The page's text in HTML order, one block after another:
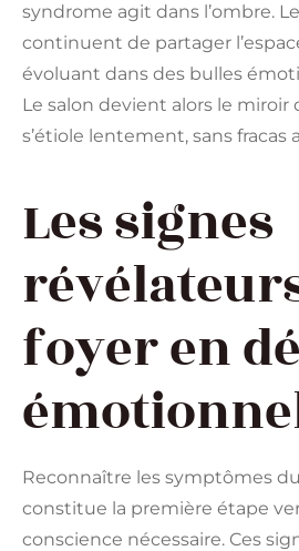
syndrome agit dans l’ombre.
continuent de partager
évoluant dans des bulles
Le salon devient alors le miroir
s’étiole lentement, sans fracas
Les signes
foyer en
Reconnaître les symptômes
constitue la première étape
conscience nécessaire. Ces